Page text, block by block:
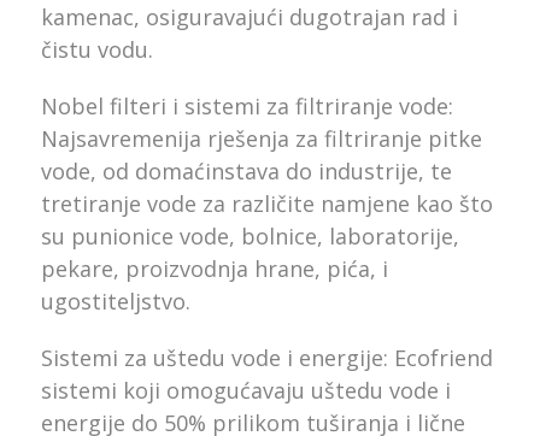
kamenac, osiguravajući dugotrajan rad i
čistu vodu.
Nobel filteri i sistemi za filtriranje vode:
Najsavremenija rješenja za filtriranje pitke
vode, od domaćinstava do industrije, te
tretiranje vode za različite namjene kao što
su punionice vode, bolnice, laboratorije,
pekare, proizvodnja hrane, pića, i
ugostiteljstvo.
Sistemi za uštedu vode i energije: Ecofriend
sistemi koji omogućavaju uštedu vode i
energije do 50% prilikom tuširanja i lične